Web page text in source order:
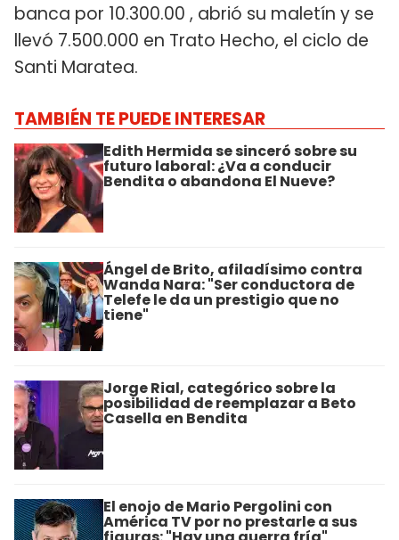
banca por 10.300.00 , abrió su maletín y se
llevó 7.500.000 en Trato Hecho, el ciclo de
Santi Maratea.
TAMBIÉN TE PUEDE INTERESAR
Edith Hermida se sinceró sobre su
futuro laboral: ¿Va a conducir
Bendita o abandona El Nueve?
Ángel de Brito, afiladísimo contra
Wanda Nara: "Ser conductora de
Telefe le da un prestigio que no
tiene"
Jorge Rial, categórico sobre la
posibilidad de reemplazar a Beto
Casella en Bendita
El enojo de Mario Pergolini con
América TV por no prestarle a sus